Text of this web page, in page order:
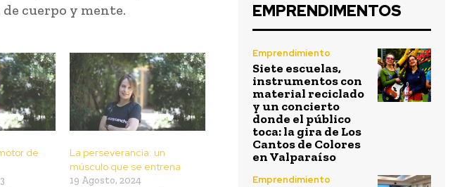
cuerpo y mente.
de
La perseverancia: un
músculo que se entrena
19 Agosto, 2024
EMPRENDIMENTOS
Emprendimiento
Siete escuelas,
instrumentos con
material reciclado
y un concierto
donde el público
toca: la gira de Los
Cantos de Colores
en Valparaíso
Emprendimiento